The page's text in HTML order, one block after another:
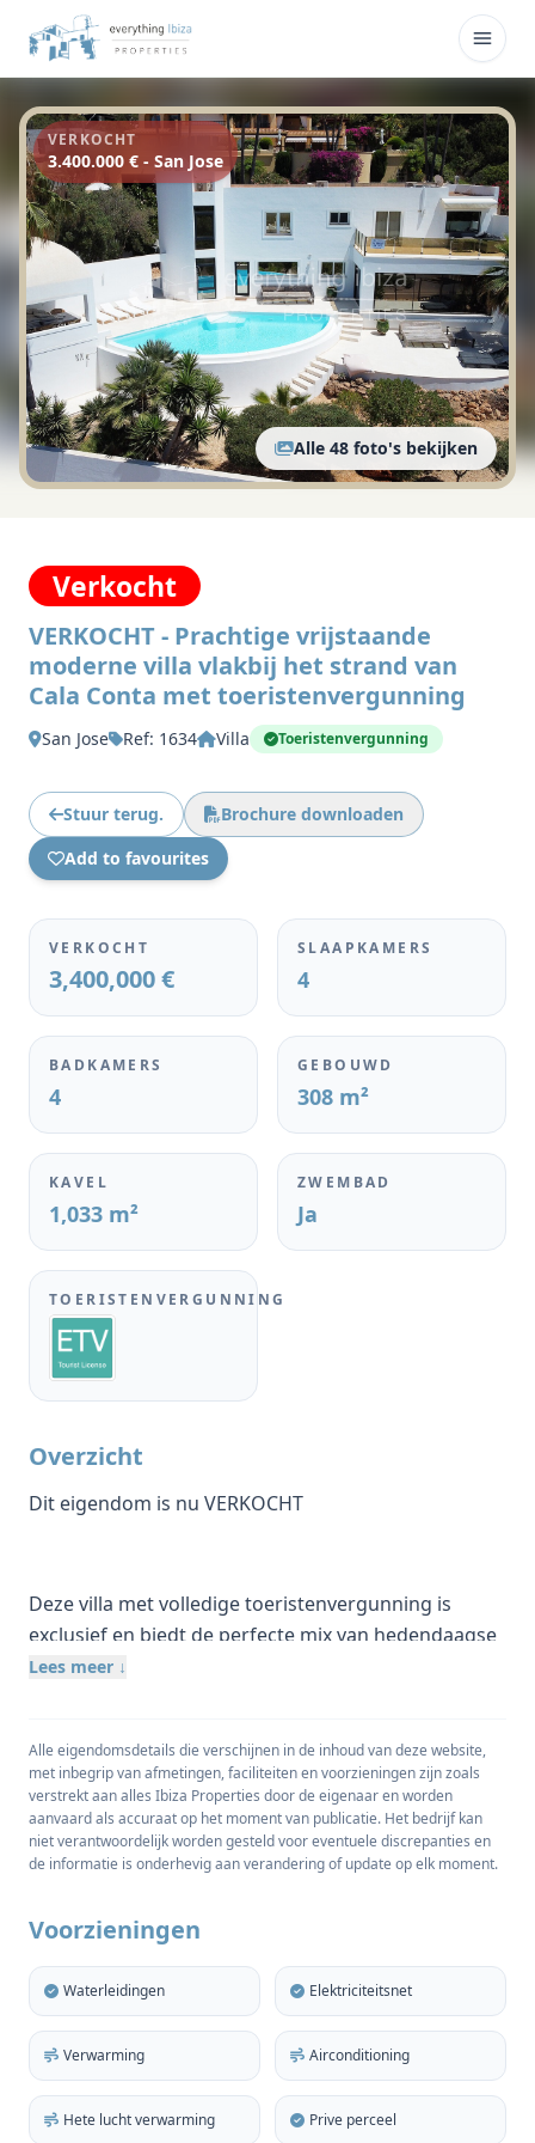
Overslaan naar hoofdinhoud
VERKOCHT
3.400.000 € - San Jose
Alle 48 foto's bekijken
Verkocht
VERKOCHT - Prachtige vrijstaande
moderne villa vlakbij het strand van
Cala Conta met toeristenvergunning
San Jose Ref: 1634 Villa Toeristenvergunning
Stuur terug.
Brochure downloaden
Add to favourites
VERKOCHT
3,400,000 €
SLAAPKAMERS
4
BADKAMERS
4
GEBOUWD
308 m²
KAVEL
1,033 m²
ZWEMBAD
Ja
TOERISTENVERGUNNING
Overzicht
Dit eigendom is nu VERKOCHT
Deze villa met volledige toeristenvergunning is
exclusief en biedt de perfecte mix van hedendaagse
luxe en gezellig comfort. Gelegen in een prachtig
uitstekende locatie op slechts enkele minuten van
het ongerepte strand. Het pand heeft een
adembenemend, hooggelegen uitzicht op de
zonsondergang en ligt in een omheind
Het interieur van deze superieure woning straalt
een uniek gevoel voor stijl uit, met ramen van vloer
tot plafond en openslaande deuren die een lichte en
ruime sfeer creëren. Deze prachtige villa biedt vier
goed ingerichte slaapkamers met elk een eigen
complete badkamer.
Lees meer ↓
Alle eigendomsdetails die verschijnen in de inhoud van deze website,
met inbegrip van afmetingen, faciliteiten en voorzieningen zijn zoals
verstrekt aan alles Ibiza Properties door de eigenaar en worden
aanvaard als accuraat op het moment van publicatie. Het bedrijf kan
niet verantwoordelijk worden gesteld voor eventuele discrepanties en
de informatie is onderhevig aan verandering of update op elk moment.
Voorzieningen
Waterleidingen Elektriciteitsnet
Verwarming Airconditioning
Hete lucht verwarming Prive perceel